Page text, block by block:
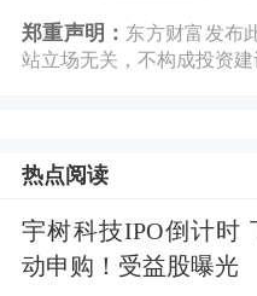
郑重声明： 东方财富发布
站立场无关，不构成投资建
热点阅读
宇树科技IPO倒计时
动申购！受益股曝光